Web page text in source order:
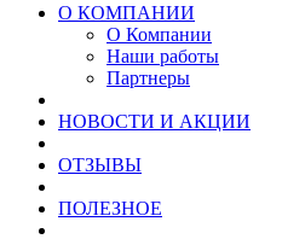
О КОМПАНИИ
О Компании
Наши работы
Партнеры
НОВОСТИ И АКЦИИ
ОТЗЫВЫ
ПОЛЕЗНОЕ